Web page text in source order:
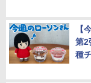
【
第2
種